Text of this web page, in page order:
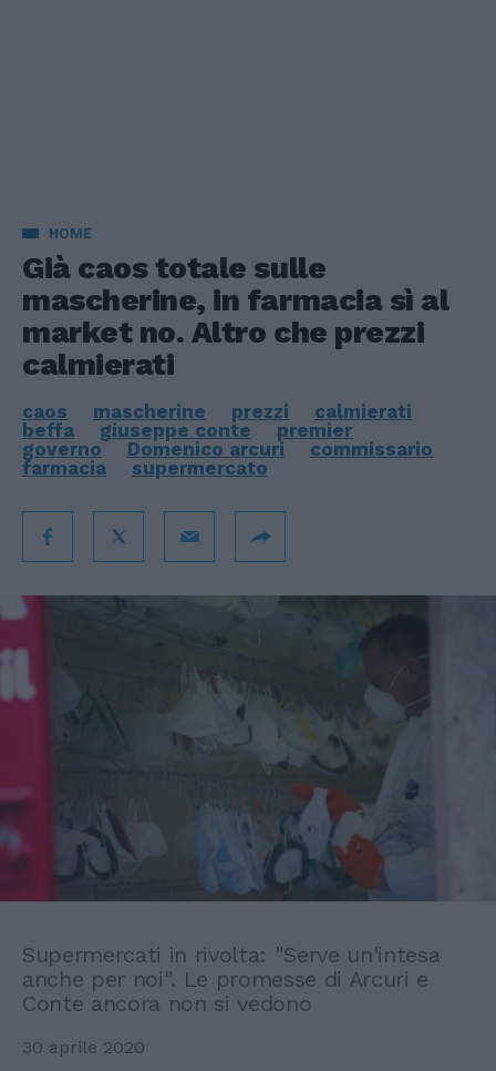
HOME
Già caos totale sulle
mascherine, in farmacia sì al
market no. Altro che prezzi
calmierati
caos mascherine prezzi
calmierati
beffa
giuseppe conte
premier
governo
Domenico arcuri
commissario
farmacia
supermercato
Supermercati in rivolta: "Serve un'intesa
anche per noi". Le promesse di Arcuri e
Conte ancora non si vedono
30 aprile 2020